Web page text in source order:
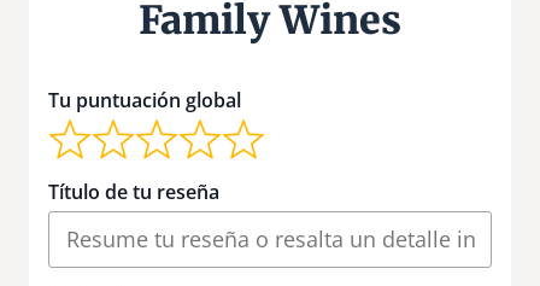
Family Wines
Tu puntuación global
Título de tu reseña